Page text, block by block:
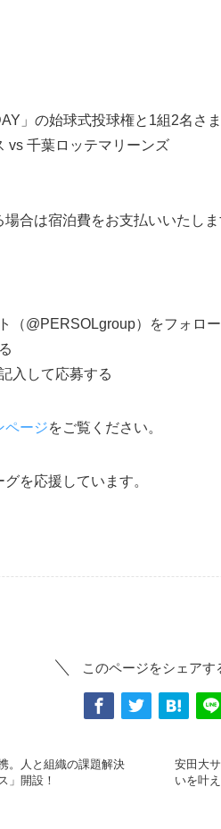
」の始球式投球権と1組2名さ
vs 千葉ロッテマリーンズ
合は宿泊費をお支払いいたしま
（@PERSOLgroup）をフォロ
入して応募する
ページをご覧ください。
を応援しています。
このページをシェアす
。人と組織の課題解決
」開設！
安田大
いを叶